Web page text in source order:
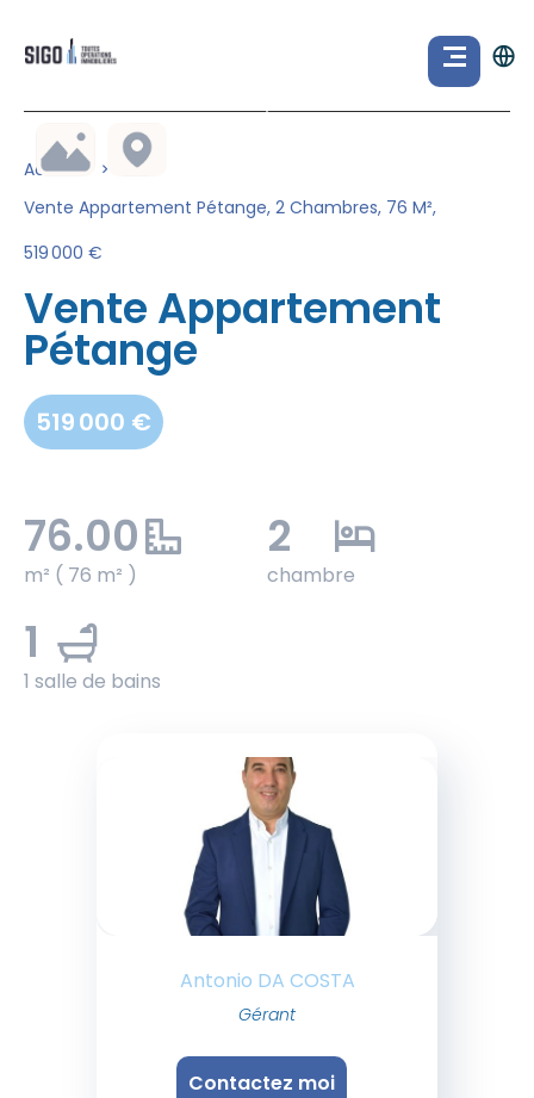
Accueil
Vente Appartement Pétange, 2 Chambres, 76 M²,
519 000 €
Vente Appartement
Pétange
519 000 €
76.00
m² ( 76 m² )
2
chambre
1
1 salle de bains
Antonio DA COSTA
Gérant
Contactez moi